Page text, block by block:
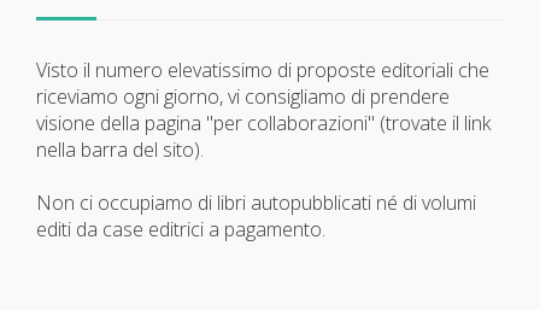
Visto il numero elevatissimo di proposte editoriali che
riceviamo ogni giorno, vi consigliamo di prendere
visione della pagina "per collaborazioni" (trovate il link
nella barra del sito).
Non ci occupiamo di libri autopubblicati né di volumi
editi da case editrici a pagamento.